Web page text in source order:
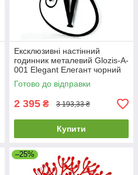
Ексклюзивні настінний
годинник металевий Glozis-A-
001 Elegant Елегант чорний
(56х33см) [Метал, Відкритий,
Готово до відправки
2 395 ₴ 3 193,33 ₴
Купити
–25%